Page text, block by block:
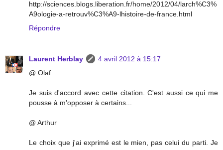
http://sciences.blogs.liberation.fr/home/2012/04/larch%C3%
A9ologie-a-retrouv%C3%A9-lhistoire-de-france.html
Répondre
Laurent Herblay
4 avril 2012 à 15:17
@ Olaf
Je suis d'accord avec cette citation. C'est aussi ce qui me
pousse à m'opposer à certains...
@ Arthur
Le choix que j'ai exprimé est le mien, pas celui du parti. Je